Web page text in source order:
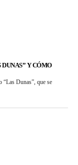
Y CÓMO
Dunas”, que se